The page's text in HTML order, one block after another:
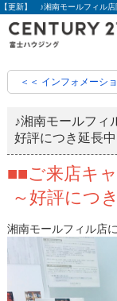
＜＜ インフォメーシ
♪湘南モールフィ
好評につき延長中
■■ご来店キ
～好評につ
湘南モールフィル店に